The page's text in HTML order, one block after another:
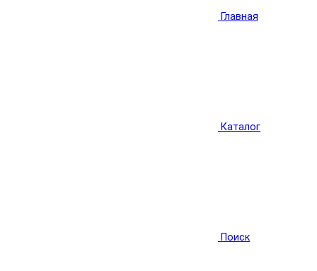
Главная
Каталог
Поиск